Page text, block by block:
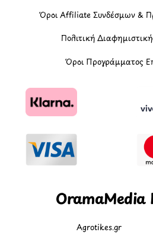
Όροι Affiliate Συνδέσμων &
Πολιτική
Όροι Προγράμματος
OramaMedia
Agrotikes.gr